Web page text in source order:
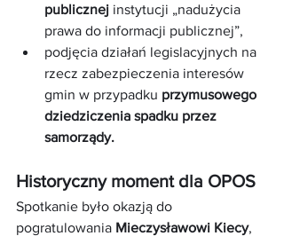
publicznej instytucji „nadużycia
prawa do informacji publicznej”,
podjęcia działań legislacyjnych na
rzecz zabezpieczenia interesów
gmin w przypadku przymusowego
dziedziczenia spadku przez
samorządy.
Historyczny moment dla OPOS
Spotkanie było okazją do
pogratulowania Mieczysławowi Kiecy,